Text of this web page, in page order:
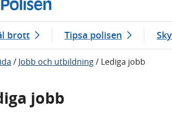
brott Tipsa polisen
/ Jobb och utbildning/ Lediga jobb
jobb